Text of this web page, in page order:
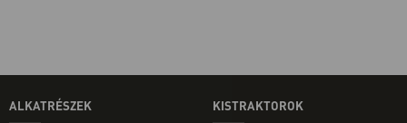
ALKATRÉSZEK KISTRAKTOROK